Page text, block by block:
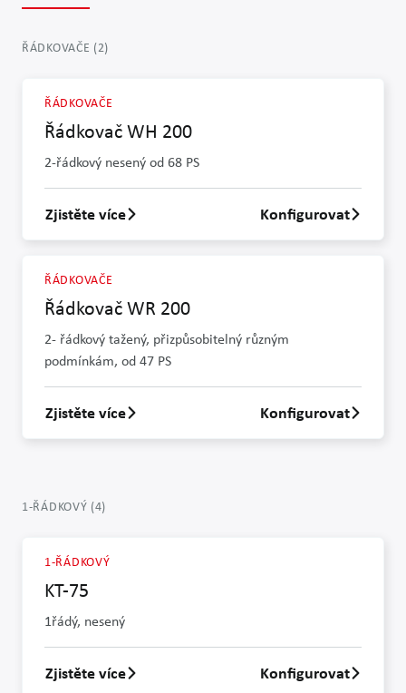
ŘÁDKOVAČE (2)
ŘÁDKOVAČE
Řádkovač WH 200
2-řádkový nesený od 68 PS
Zjistit více o Řádkovač WH 200
Zjistěte více Konfigurovat
ŘÁDKOVAČE
Řádkovač WR 200
2- řádkový tažený, přizpůsobitelný různým
podmínkám, od 47 PS
Zjistit více o Řádkovač WR 200
Zjistěte více Konfigurovat
1-ŘÁDKOVÝ (4)
1-ŘÁDKOVÝ
KT-75
1řádý, nesený
Zjistit více o KT-75
Zjistěte více Konfigurovat